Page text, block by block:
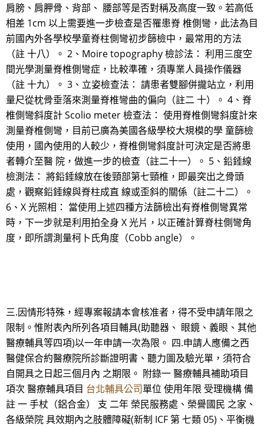
肩膀、肩胛骨、背部、 腰部等是否對稱及高度一致。若高低
相差 1cm 以上需要進一步檢查是否罹患脊 椎側彎，此法為目
前國內外各學校學童脊柱側彎初步篩檢中，最常用的方法
（註 十八）。 2、Moire topography 檢診法： 利用三度空
間光學測量脊椎側彎症，比較準確，須專業人員操作儀器
（註 十九）。 3、立姿檢查法： 請患者雙腳併攏站立，利用
量尺從枕骨垂落來測量脊椎彎曲的偏向（註二 十）。 4、脊
椎側彎斜度計 Scolio meter 檢查法： 使用脊椎側彎斜度計來
測量脊椎側彎，目前已廣為美國各級學校大規模的學 童篩檢
使用，國內使用的人較少，脊椎側彎斜度計可決定是否將患
者轉介至醫 院，做進一步的檢查（註二十一）。 5、鉛錘線
檢測法： 將鉛錘線放在後頸部第七頸椎，即最突出之骨頭
處，觀察鉛錘線與脊柱成直 線或歪斜的關係（註二十二）。
6、X 光照相： 當使用上述四種方法篩檢出有脊椎側彎異常
時，下一步就是利用拍全身 X 光片，以正確計算脊柱側彎角
度，即所謂測量柯卜氏角度（Cobb angle）。
三.因情形特殊，經專案報請本會核准者，得不受申請年限之
限制。惟附表內所列各項目輔具(助聽器、 眼鏡、義眼、其他
醫療輔具等四項)以一年申請一次為限。 四.申請人應備之西
醫健保合約醫療院所診斷證明書、聽力圖及驗光單，須符合
自開具之日起三個月內 之期限。 附錄一 醫療輔具補助項目
項次 醫療輔具項目 台北輔具公司單位 使用年限 受理機構 備
註 一 手杖（鋁合金） 支 二年 榮民服務處、榮譽國民 之家、
各級榮院 具效期內之肢體障礙(新制 ICF 第 七類 05)、平衡機